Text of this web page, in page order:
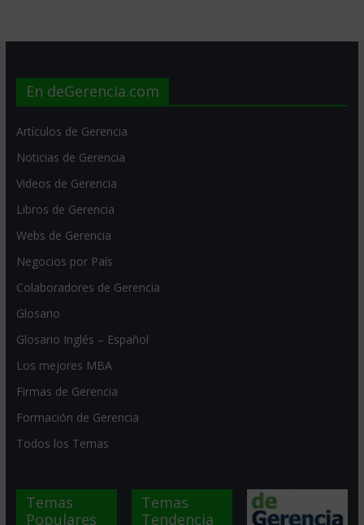
En deGerencia.com
Artículos de Gerencia
Noticias de Gerencia
Videos de Gerencia
Libros de Gerencia
Webs de Gerencia
Negocios por País
Colaboradores de Gerencia
Glosario
Glosario Inglés – Español
Los mejores MBA
Firmas de Gerencia
Formación de Gerencia
Todos los Temas
Temas
Populares
Temas
Tendencia